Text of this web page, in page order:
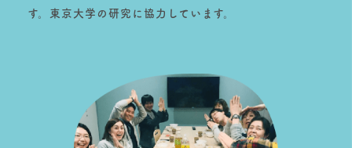
す。東京大学の研究に協力しています。